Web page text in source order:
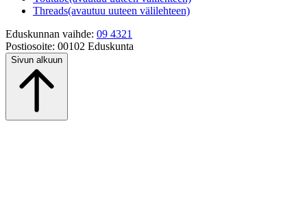
Threads(avautuu uuteen välilehteen)
Eduskunnan vaihde: 09 4321
Postiosoite: 00102 Eduskunta
Sivun alkuun